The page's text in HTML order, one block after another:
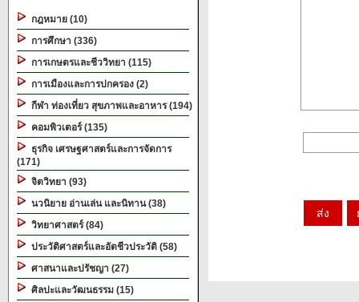
กฎหมาย (10)
การศึกษา (336)
การเกษตรและชีววิทยา (115)
การเมืองและการปกครอง (2)
กีฬา ท่องเที่ยว สุขภาพและอาหาร (194)
คอมพิวเตอร์ (135)
ธุรกิจ เศรษฐศาสตร์และการจัดการ
(171)
จิตวิทยา (93)
นวนิยาย อ่านเล่น และนิทาน (38)
วิทยาศาสตร์ (84)
ประวัติศาสตร์และอัตชีวประวัติ (58)
ศาสนาและปรัชญา (27)
ศิลปะและวัฒนธรรม (15)